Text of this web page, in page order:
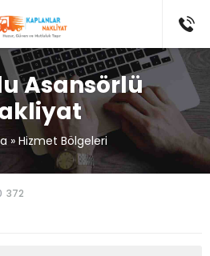
Asansörlü
» Hizmet Bölgeleri
372